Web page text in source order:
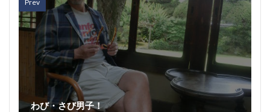
Prev
わび・さび男子！